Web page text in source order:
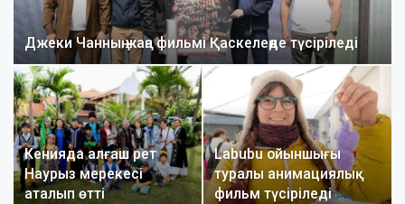
Джеки Чанның жаңа фильмі Қаскелеңде түсіріледі
Кенияда алғаш рет
Наурыз мерекесі
аталып өтті
Labubu ойыншығы
туралы анимациялық
фильм түсіріледі